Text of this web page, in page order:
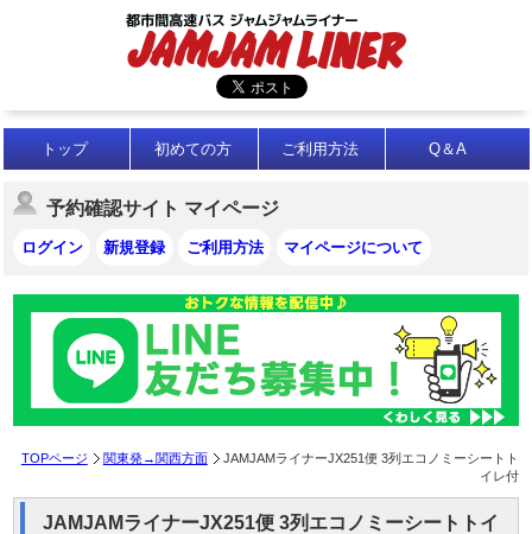
トップ 初めての方 ご利用方法 Q＆A
予約確認サイト マイページ
ログイン 新規登録 ご利用方法 マイページについて
TOPページ 関東発→関西方面
JAMJAMライナーJX251便 3列エコノミーシートト
イレ付
JAMJAMライナーJX251便 3列エコノミーシートトイ